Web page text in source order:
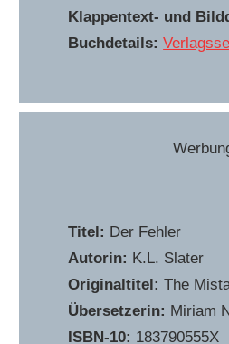
Klappentext- und
Buchdetails:
Titel: Der Fehler
Autorin: K.L. Slater
Originaltitel: The
Übersetzerin: Miriam
ISBN-10: 183790555X